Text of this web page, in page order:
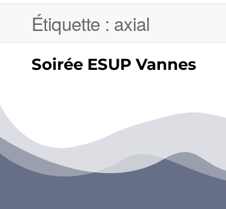
Étiquette : axial
Soirée ESUP Vannes